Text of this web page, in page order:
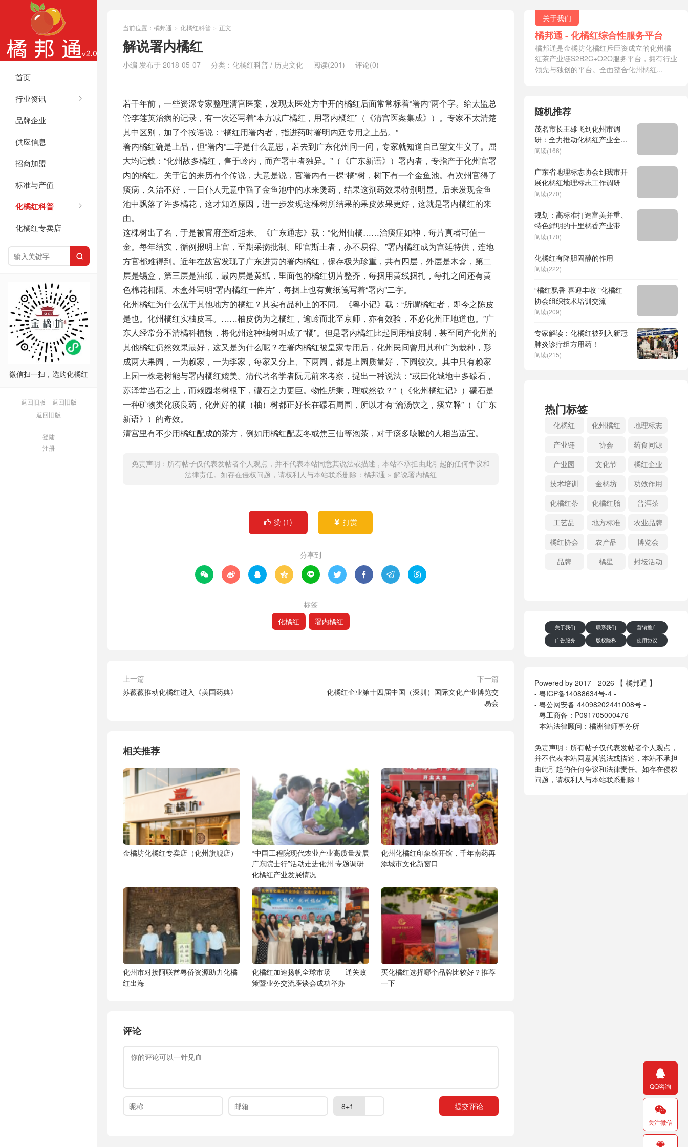
首页
行业资讯
品牌企业
供应信息
招商加盟
标准与产值
化橘红科普
化橘红专卖店

微信扫一扫，选购化橘红
返回旧版 | 返回旧版
返回旧版
登陆
注册
当前位置： 橘邦通 > 化橘红科普 > 正文
解说署内橘红
小编 发布于 2018-05-07 分类： 化橘红科普 / 历史文化 阅读(201) 评论(0)
若干年前，一些资深专家整理清宫医案，发现太医处方中开的橘红后面常常标着“署内”两个字。给太监总
管李莲英治病的记录，有一次还写着“本方减广橘红，用署内橘红”（《清宫医案集成》）。专家不太清楚
其中区别，加了个按语说：“橘红用署内者，指进药时署明内廷专用之上品。”
署内橘红确是上品，但“署内”二字是什么意思，若去到广东化州问一问，专家就知道自己望文生义了。屈
大均记载：“化州故多橘红，售于岭内，而产署中者独异。”（《广东新语》）署内者，专指产于化州官署
内的橘红。关于它的来历有个传说，大意是说，官署内有一棵“橘”树，树下有一个金鱼池。有次州官得了
痰病，久治不好，一日仆人无意中舀了金鱼池中的水来煲药，结果这剂药效果特别明显。后来发现金鱼
池中飘落了许多橘花，这才知道原因，进一步发现这棵树所结果的果皮效果更好，这就是署内橘红的来
由。
这棵树出了名，于是被官府垄断起来。《广东通志》载：“化州仙橘……治痰症如神，每片真者可值一
金。每年结实，循例报明上官，至期采摘批制。即官斯土者，亦不易得。”署内橘红成为宫廷特供，连地
方官都难得到。近年在故宫发现了广东进贡的署内橘红，保存极为珍重，共有四层，外层是木盒，第二
层是锡盒，第三层是油纸，最内层是黄纸，里面包的橘红切片整齐，每捆用黄线捆扎，每扎之间还有黄
色棉花相隔。木盒外写明“署内橘红一件片”，每捆上也有黄纸笺写着“署内”二字。
化州橘红为什么优于其他地方的橘红？其实有品种上的不同。《粤小记》载：“所谓橘红者，即今之陈皮
是也。化州橘红实柚皮耳。……柚皮伪为之橘红，逾岭而北至京师，亦有效验，不必化州正地道也。”广
东人经常分不清橘科植物，将化州这种柚树叫成了“橘”。但是署内橘红比起同用柚皮制，甚至同产化州的
其他橘红仍然效果最好，这又是为什么呢？在署内橘红被皇家专用后，化州民间曾用其种广为栽种，形
成两大果园，一为赖家，一为李家，每家又分上、下两园，都是上园质量好，下园较次。其中只有赖家
上园一株老树能与署内橘红媲美。清代著名学者阮元前来考察，提出一种说法：“或曰化城地中多礞石，
苏泽堂当石之上，而赖园老树根下，礞石之力更巨。物性所秉，理或然欤？”（《化州橘红记》）礞石是
一种矿物类化痰良药，化州好的橘（柚）树都正好长在礞石周围，所以才有“瀹汤饮之，痰立释”（《广东
新语》）的奇效。
清宫里有不少用橘红配成的茶方，例如用橘红配麦冬或焦三仙等泡茶，对于痰多咳嗽的人相当适宜。
免责声明：所有帖子仅代表发帖者个人观点，并不代表本站同意其说法或描述，本站不承担由此引起的任何争议和
法律责任。如存在侵权问题，请权利人与本站联系删除： 橘邦通 » 解说署内橘红
 赞 (1)  打赏
分享到
        
标签
化橘红
署内橘红
上一篇
苏薇薇推动化橘红进入《美国药典》
下一篇
化橘红企业第十四届中国（深圳）国际文化产业博览交
易会
相关推荐
金橘坊化橘红专卖店（化州旗舰店）
“中国工程院现代农业产业高质量发展
广东院士行”活动走进化州 专题调研
化橘红产业发展情况
化州化橘红印象馆开馆，千年南药再
添城市文化新窗口
化州市对接阿联酋粤侨资源助力化橘
红出海
化橘红加速扬帆全球市场——通关政
策暨业务交流座谈会成功举办
买化橘红选择哪个品牌比较好？推荐
一下
评论
8+1=
关于我们
橘邦通 - 化橘红综合性服务平台
橘邦通是金橘坊化橘红斥巨资成立的化州橘
红茶产业链S2B2C+O2O服务平台，拥有行业
领先与独创的平台。全面整合化州橘红...
随机推荐
茂名市长王雄飞到化州市调
研：全力推动化橘红产业全链
条升级
阅读(166)
广东省地理标志协会到我市开
展化橘红地理标志工作调研
阅读(270)
规划：高标准打造富美并重、
特色鲜明的十里橘香产业带
阅读(170)
化橘红有降胆固醇的作用
阅读(222)
“橘红飘香 喜迎丰收 ”化橘红
协会组织技术培训交流
阅读(209)
专家解读：化橘红被列入新冠
肺炎诊疗组方用药！
阅读(215)
热门标签
化橘红 化州橘红
地理标志
产业链
协会
药食同源
产业园
文化节
橘红企业
技术培训
金橘坊
功效作用
化橘红茶
化橘红胎
普洱茶
工艺品
地方标准
农业品牌
橘红协会
农产品
博览会
品牌
橘星 封坛活动
关于我们 联系我们
营销推广
广告服务
版权隐私 使用协议
Powered by 2017 - 2026 【 橘邦通 】
- 粤ICP备14088634号-4 -
- 粤公网安备 44098202441008号 -
- 粤工商备：P091705000476 -
- 本站法律顾问：橘洲律师事务所 -
免责声明：所有帖子仅代表发帖者个人观点，
并不代表本站同意其说法或描述，本站不承担
由此引起的任何争议和法律责任。如存在侵权
问题，请权利人与本站联系删除！

QQ咨询

关注微信